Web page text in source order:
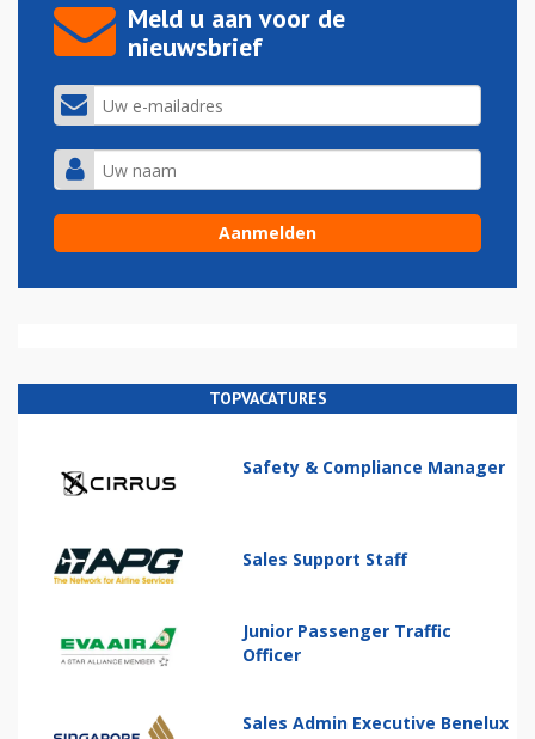
Meld u aan voor de
nieuwsbrief
TOPVACATURES
Safety & Compliance Manager
Sales Support Staff
Junior Passenger Traffic
Officer
Sales Admin Executive Benelux